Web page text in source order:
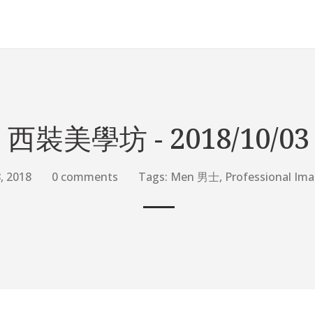
西裝美學坊 - 2018/10/03
2018 0 comments Tags: Men 男士, Professional